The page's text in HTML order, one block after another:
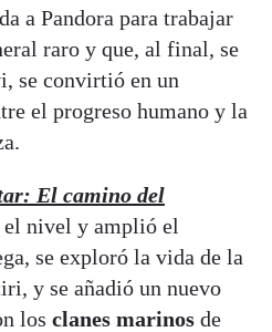
a Pandora para trabajar
raro y que, al final, se
se convirtió en un
el progreso humano y la
El camino del
el nivel y amplió el
se exploró la vida de la
y se añadió un nuevo
los clanes marinos de